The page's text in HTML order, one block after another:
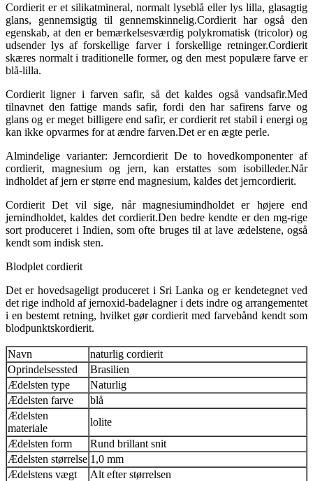
Cordierit er et silikatmineral, normalt lyseblå eller lys lilla, glasagtig
glans, gennemsigtig til gennemskinnelig.Cordierit har også den
egenskab, at den er bemærkelsesværdig polykromatisk (tricolor) og
udsender lys af forskellige farver i forskellige retninger.Cordierit
skæres normalt i traditionelle former, og den mest populære farve er
blå-lilla.
Cordierit ligner i farven safir, så det kaldes også vandsafir.Med
tilnavnet den fattige mands safir, fordi den har safirens farve og
glans og er meget billigere end safir, er cordierit ret stabil i energi og
kan ikke opvarmes for at ændre farven.Det er en ægte perle.
Almindelige varianter: Jerncordierit De to hovedkomponenter af
cordierit, magnesium og jern, kan erstattes som isobilleder.Når
indholdet af jern er større end magnesium, kaldes det jerncordierit.
Cordierit Det vil sige, når magnesiumindholdet er højere end
jernindholdet, kaldes det cordierit.Den bedre kendte er den mg-rige
sort produceret i Indien, som ofte bruges til at lave ædelstene, også
kendt som indisk sten.
Blodplet cordierit
Det er hovedsageligt produceret i Sri Lanka og er kendetegnet ved
det rige indhold af jernoxid-badelagner i dets indre og arrangementet
i en bestemt retning, hvilket gør cordierit med farvebånd kendt som
blodpunktskordierit.
Navn
naturlig cordierit
Oprindelsessted
Brasilien
Ædelsten type
Naturlig
Ædelsten farve
blå
Ædelsten
materiale
lolite
Ædelsten form
Rund brillant snit
Ædelsten størrelse 1,0 mm
Ædelstens vægt
Alt efter størrelsen